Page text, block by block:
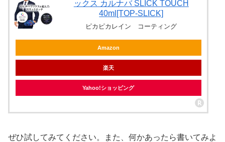
ックス カルナバ SLICK TOUCH
40ml[TOP-SLICK]
ピカピカレイン コーティング
Amazon
楽天
Yahoo!ショッピング
ぜひ試してみてください。また、何かあったら書いてみよ